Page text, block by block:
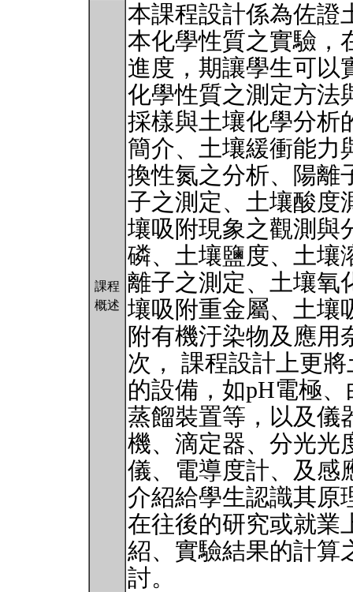
課程
概述
本課程設計係為佐證
本化學性質之實驗，
進度，期讓學生可以
化學性質之測定方法
採樣與土壤化學分析
簡介、土壤緩衝能力
換性氮之分析、陽離
子之測定、土壤酸度
壤吸附現象之觀測與
磷、土壤鹽度、土壤
離子之測定、土壤氧
壤吸附重金屬、土壤
附有機汙染物及應用
次， 課程設計上更
的設備，如pH電極
蒸餾裝置等，以及儀
機、滴定器、分光光
儀、電導度計、及感
介紹給學生認識其原
在往後的研究或就業
紹、實驗結果的計算
討。